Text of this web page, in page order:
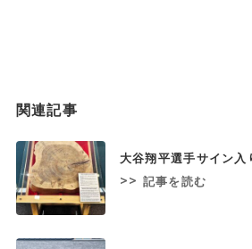
関連記事
大谷翔平選手サイン入
>> 記事を読む